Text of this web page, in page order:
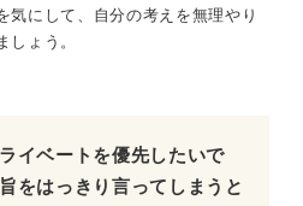
気にして、自分の考えを無理やり
しょう。
イベートを優先したいで
をはっきり言ってしまうと